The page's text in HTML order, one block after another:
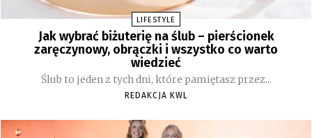
LIFESTYLE
Jak wybrać biżuterię na ślub – pierścionek
zaręczynowy, obrączki i wszystko co warto
wiedzieć
Ślub to jeden z tych dni, które pamiętasz przez...
REDAKCJA KWL